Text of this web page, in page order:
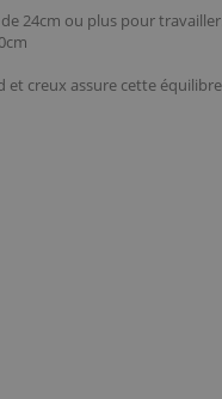
24cm ou plus pour
creux assure cette